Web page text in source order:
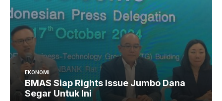
EKONOMI
BMAS Siap Rights Issue Jumbo Dana
Segar Untuk Ini